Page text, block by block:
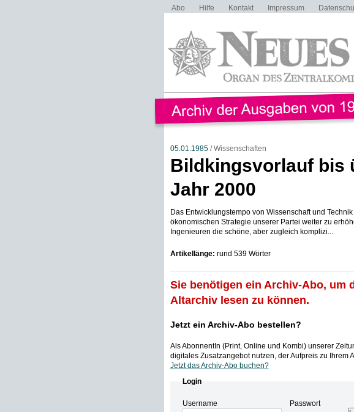
Abo Hilfe Kontakt Impressum
05.01.1985/ Wissenschaften
Bildkingsvorlauf bis
Jahr 2000
Das Entwicklungstempo von Wissenschaft und
ökonomischen Strategie unserer Partei weiter zu
Ingenieuren die schöne, aber zugleich komplizi...
Artikellänge: rund 539 Wörter
Sie benötigen ein Archiv-Abo, um
Altarchiv lesen zu können.
Jetzt ein Archiv-Abo bestellen?
Als AbonnentIn (Print, Online und Kombi) unserer
digitales Zusatzangebot nutzen, der Aufpreis zu Ihrem
Jetzt das Archiv-Abo buchen?
Login
Username Passwort